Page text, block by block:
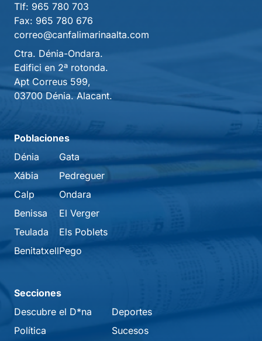
Tlf: 965 780 703
Fax: 965 780 676
correo@canfalimarinaalta.com
Ctra. Dénia-Ondara.
Edifici en 2ª rotonda.
Apt Correus 599,
03700 Dénia. Alacant.
Poblaciones
Dénia
Xábia
Calp
Benissa
Teulada
Benitatxell
Gata
Pedreguer
Ondara
El Verger
Els Poblets
Pego
Secciones
Descubre el D*na
Política
Deportes
Sucesos